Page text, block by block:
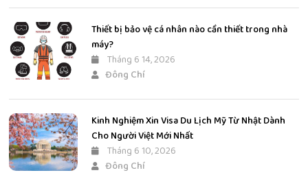
Thiết bị bảo vệ cá nhân nào cần thiết trong nhà
máy?
Tháng 6 14, 2026
Đông Chí
Kinh Nghiệm Xin Visa Du Lịch Mỹ Từ Nhật Dành
Cho Người Việt Mới Nhất
Tháng 6 10, 2026
Đông Chí